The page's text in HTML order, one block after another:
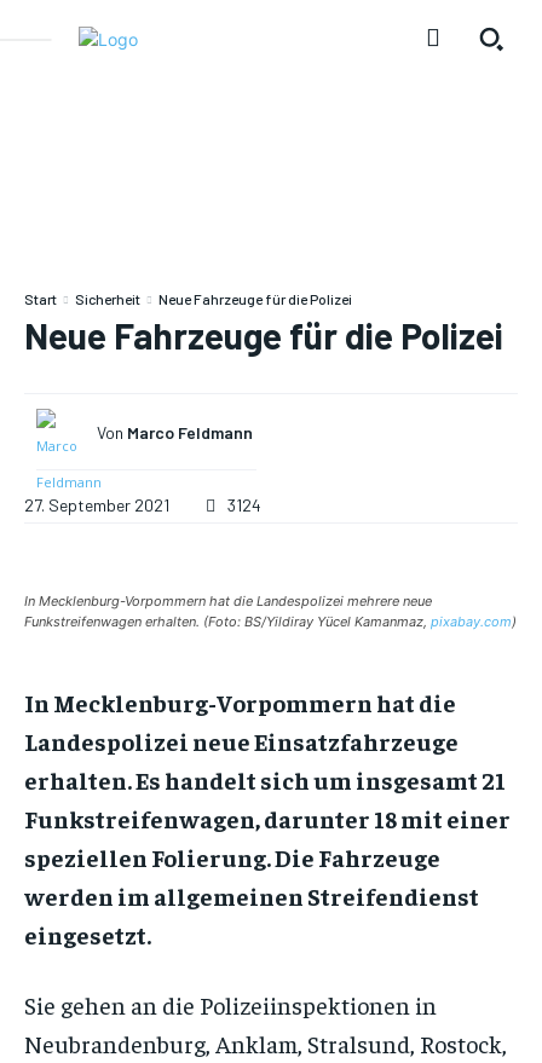
Start Sicherheit Neue Fahrzeuge für die Polizei
Neue Fahrzeuge für die Polizei
Von Marco Feldmann
27. September 2021 3124
In Mecklenburg-Vorpommern hat die Landespolizei mehrere neue
Funkstreifenwagen erhalten. (Foto: BS/Yildiray Yücel Kamanmaz, pixabay.com)
In Mecklenburg-Vorpommern hat die
Landespolizei neue Einsatzfahrzeuge
erhalten. Es handelt sich um insgesamt 21
Funkstreifenwagen, darunter 18 mit einer
speziellen Folierung. Die Fahrzeuge
werden im allgemeinen Streifendienst
eingesetzt.
Sie gehen an die Polizeiinspektionen in
Neubrandenburg, Anklam, Stralsund, Rostock,